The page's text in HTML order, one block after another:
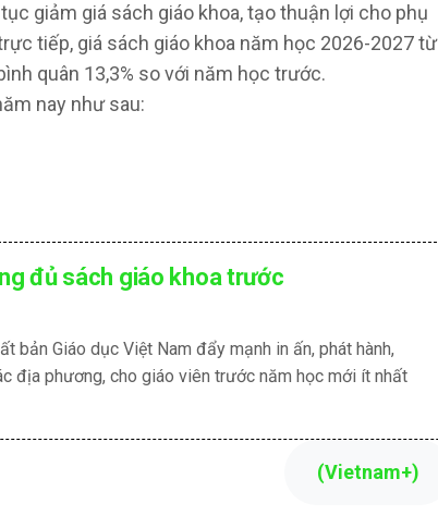
giảm giá sách giáo khoa, tạo thuận lợi cho phụ
tiếp, giá sách giáo khoa năm học 2026-2027 từ
quân 13,3% so với năm học trước.
nay như sau:
đủ sách giáo khoa trước
bản Giáo dục Việt Nam đẩy mạnh in ấn, phát hành,
địa phương, cho giáo viên trước năm học mới ít nhất
(Vietnam+)